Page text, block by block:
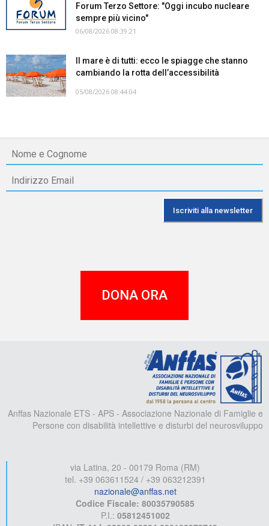
Forum Terzo Settore: "Oggi incubo nucleare
sempre più vicino"
06/08/2026 08:39:21
Il mare è di tutti: ecco le spiagge che stanno
cambiando la rotta dell’accessibilità
05/08/2026 08:44:04
DONA ORA
Anffas Nazionale ETS - APS - Associazione Nazionale di Famiglie e
Persone con disabilità intellettive e disturbi del neurosviluppo
via Latina, 20 - 00179 Roma (RM)
tel. +39 063611524 / +39 063212391
nazionale@anffas.net
Codice Fiscale: 80035790585
P.I.: 05812451002